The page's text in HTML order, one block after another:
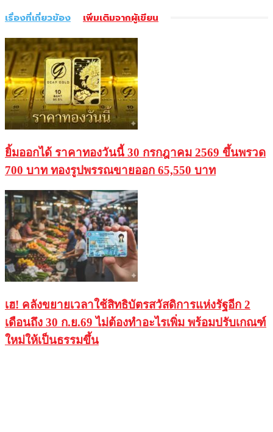
เรื่องที่เกี่ยวข้อง เพิ่มเติมจากผู้เขียน
ยิ้มออกได้ ราคาทองวันนี้ 30 กรกฎาคม 2569 ขึ้นพรวด
700 บาท ทองรูปพรรณขายออก 65,550 บาท
เฮ! คลังขยายเวลาใช้สิทธิบัตรสวัสดิการแห่งรัฐอีก 2
เดือนถึง 30 ก.ย.69 ไม่ต้องทำอะไรเพิ่ม พร้อมปรับเกณฑ์
ใหม่ให้เป็นธรรมขึ้น